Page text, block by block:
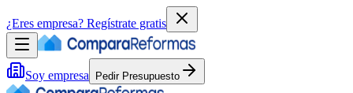
¿Eres empresa? Regístrate gratis
Soy empresa Pedir Presupuesto